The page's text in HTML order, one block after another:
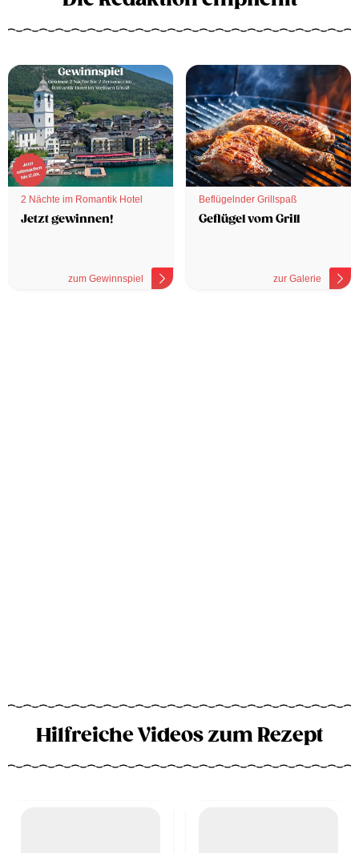
2 Nächte im Romantik Hotel
Jetzt gewinnen!
zum Gewinnspiel
Beflügelnder Grillspaß
Geflügel vom Grill
zur Galerie
Hilfreiche Videos zum Rezept